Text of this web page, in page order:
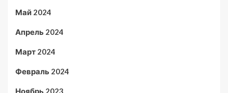
Май 2024
Апрель 2024
Март 2024
Февраль 2024
Ноябрь 2023